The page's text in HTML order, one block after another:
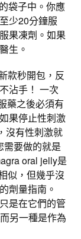
袋子中。你應
少​​20分鐘服
果凍劑。如果
生。
款秒開包，反
沾手！ 一次
藥之後必須有
果停止性刺激
沒有性刺激就
要做的就是
oral jelly是
似，但幾乎沒
劑量指南。
是在它們的管
另一種是作為